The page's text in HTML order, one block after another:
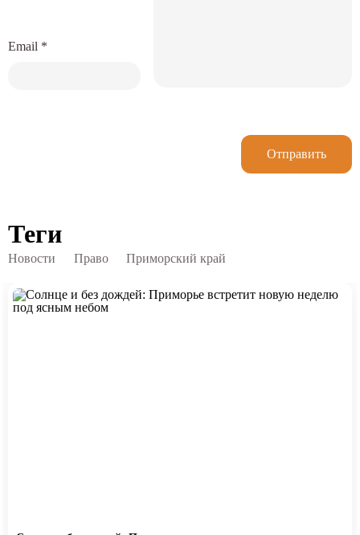
Email *
Отправить
Теги
Новости Право Приморский край